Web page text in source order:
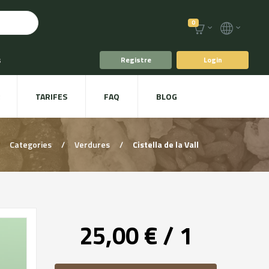
0
i Te
Plat a taula
Registre Login
TARIFES FAQ BLOG
Categories / Verdures / Cistella de la Vall
25,00 € / 1